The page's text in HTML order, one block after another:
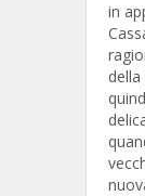
in